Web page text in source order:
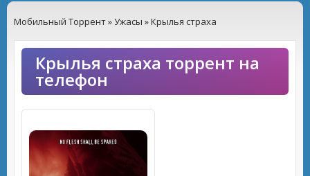
Мобильный Торрент»Ужасы » Крылья страха
Крылья страха торрент на
телефон